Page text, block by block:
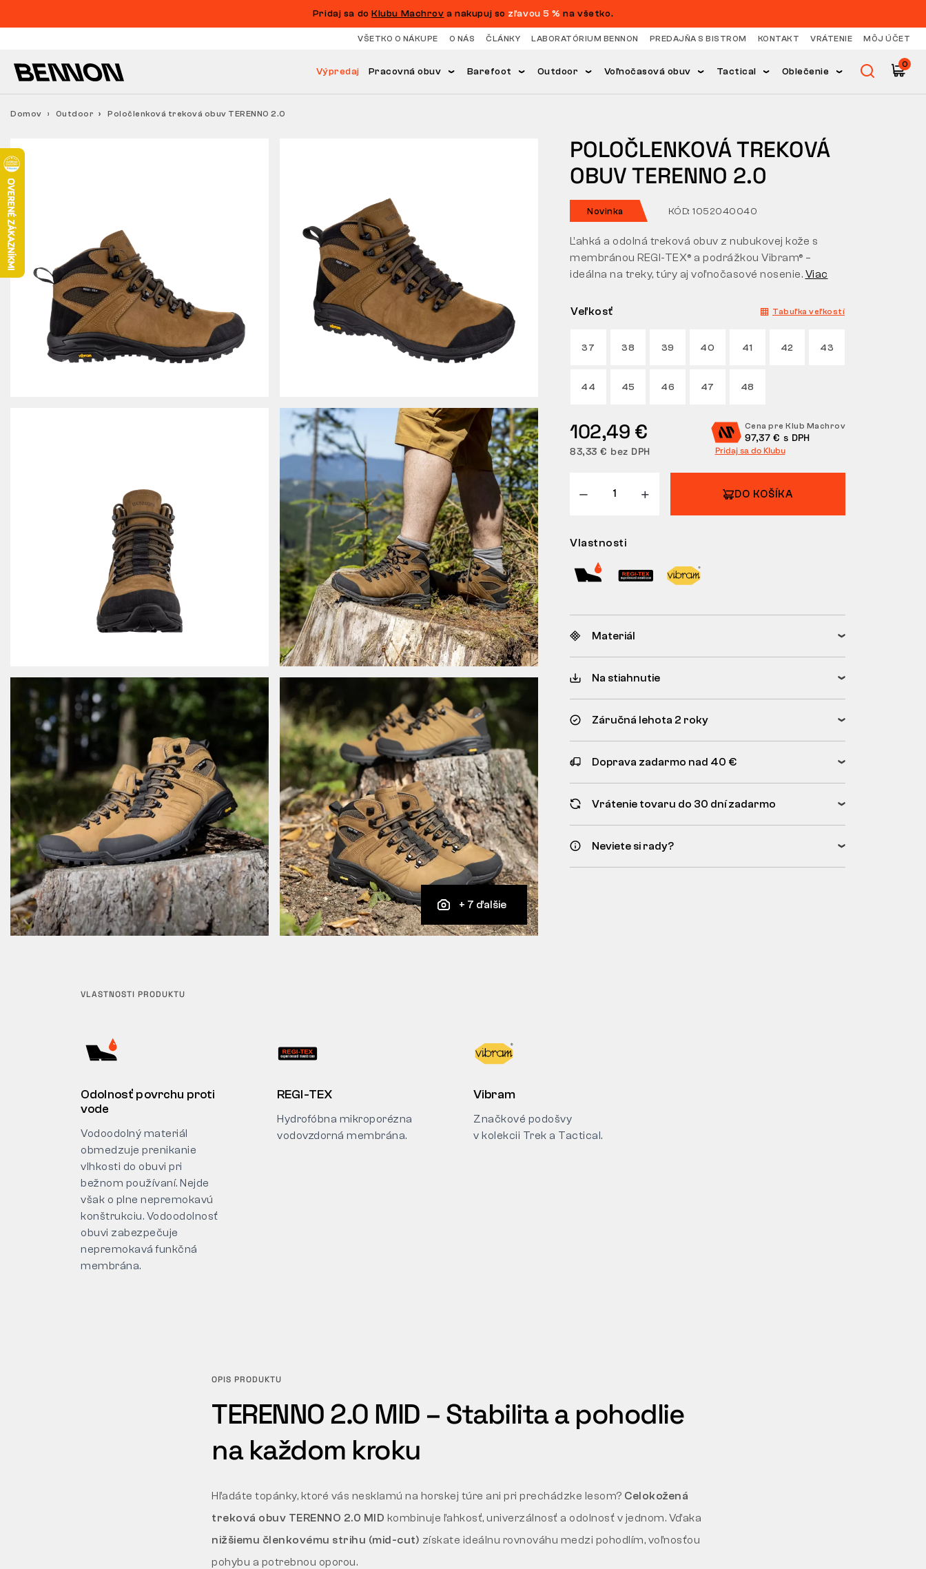
Pridaj sa doKlubu Machrov a nakupuj so zľavou 5 % na všetko.
VŠETKO O NÁKUPE O NÁS ČLÁNKY LABORATÓRIUM BENNON PREDAJŇA S BISTROM KONTAKT VRÁTENIE MÔJ ÚČET
Výpredaj Pracovná obuv Barefoot Outdoor Voľnočasová obuv Tactical Oblečenie
0
Domov Outdoor Poločlenková treková obuv TERENNO 2.0
+ 7 ďalšie
POLOČLENKOVÁ TREKOVÁ
OBUV TERENNO 2.0
Novinka KÓD: 1052040040
Veľkosť Tabuľka veľkostí
37 38 39 40 41 42 43
44 45 46 47 48
102,49 €
83,33 € bez DPH
Cena pre Klub Machrov
97,37 € s DPH
Pridaj sa do Klubu
DO KOŠÍKA
Vlastnosti
Ľahká a odolná treková obuv z nubukovej kože s
membránou REGI-TEX® a podrážkou Vibram® –
ideálna na treky, túry aj voľnočasové nosenie. Viac
Materiál
Na stiahnutie
Záručná lehota 2 roky
Doprava zadarmo nad 40 €
Vrátenie tovaru do 30 dní zadarmo
Neviete si rady?
VLASTNOSTI PRODUKTU
Odolnosť povrchu proti
vode
Vodoodolný materiál
obmedzuje prenikanie
vlhkosti do obuvi pri
bežnom používaní. Nejde
však o plne nepremokavú
konštrukciu. Vodoodolnosť
obuvi zabezpečuje
nepremokavá funkčná
membrána.
REGI-TEX
Hydrofóbna mikroporézna
vodovzdorná membrána.
Vibram
Značkové podošvy
v kolekcii Trek a Tactical.
OPIS PRODUKTU
TERENNO 2.0 MID – Stabilita a pohodlie
na každom kroku
Hľadáte topánky, ktoré vás nesklamú na horskej túre ani pri prechádzke lesom? Celokožená
treková obuv TERENNO 2.0 MID kombinuje ľahkosť, univerzálnosť a odolnosť v jednom. Vďaka
nižšiemu členkovému strihu (mid-cut) získate ideálnu rovnováhu medzi pohodlím, voľnosťou
pohybu a potrebnou oporou.